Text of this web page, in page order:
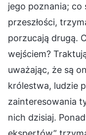
jego poznania; co
przeszłości,
porzucają drugą.
wejściem?
uważając, że są
królestwa, ludzie
zainteresowania
nich dzisiaj.